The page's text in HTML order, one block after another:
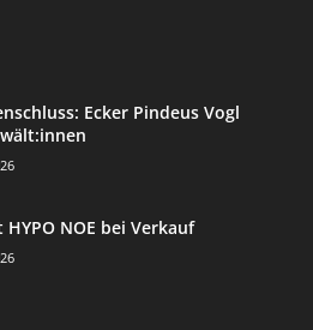
Ecker Pindeus Vogl
NOE bei Verkauf